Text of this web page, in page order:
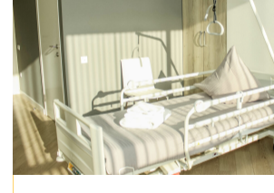
с медицинским образованием.
Помощь с записью на прием,
организацией анализов, бронированием
палаты и планированием поездки из
Лобни.
Планирование и координация
Помощь с документами